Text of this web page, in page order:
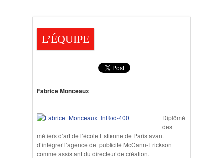
L’ÉQUIPE
Fabrice Monceaux
Diplômé
des
métiers d’art de l’école Estienne de Paris avant
d’intégrer l’agence de publicité McCann-Erickson
comme assistant du directeur de création.